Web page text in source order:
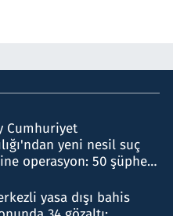
Cumhuriyet
yeni nesil suç
operasyon: 50 şüpheli
yasa dışı bahis